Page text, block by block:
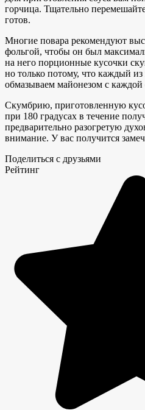
горчица. Тщательно
готов.
Многие повара рекомендуют
фольгой, чтобы он был
на него порционные кусочки
но только потому, что каждый из
обмазываем майонезом с каждой
Скумбрию, приготовленную
при 180 градусах в течение
предварительно разогретую
внимание. У вас получится
Поделиться с друзьями
Рейтинг